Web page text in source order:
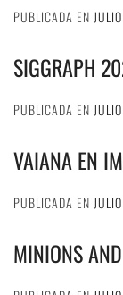
PUBLICADA EN
SIGGRAPH
PUBLICADA EN
VAIANA EN
PUBLICADA EN
MINIONS